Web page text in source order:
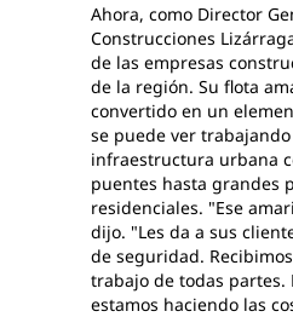
Ahora, como Director
Construcciones
de las empresas
de la región. Su flota
convertido en un
se puede ver
infraestructura urbana
puentes hasta grandes
residenciales. "Ese
dijo. "Les da a sus
de seguridad.
trabajo de todas partes.
estamos haciendo las